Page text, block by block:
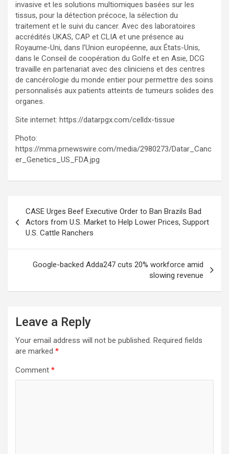
invasive et les solutions multiomiques basées sur les
tissus, pour la détection précoce, la sélection du
traitement et le suivi du cancer. Avec des laboratoires
accrédités UKAS, CAP et CLIA et une présence au
Royaume-Uni, dans l’Union européenne, aux États-Unis,
dans le Conseil de coopération du Golfe et en Asie, DCG
travaille en partenariat avec des cliniciens et des centres
de cancérologie du monde entier pour permettre des soins
personnalisés aux patients atteints de tumeurs solides des
organes.
Site internet: https://datarpgx.com/celldx-tissue
Photo:
https://mma.prnewswire.com/media/2980273/Datar_Canc
er_Genetics_US_FDA.jpg
navigation
CASE Urges Beef Executive Order to Ban Brazils Bad
Actors from U.S. Market to Help Lower Prices, Support
U.S. Cattle Ranchers
Google-backed Adda247 cuts 20% workforce amid
slowing revenue
Leave a Reply
Your email address will not be published. Required fields
are marked *
Comment *